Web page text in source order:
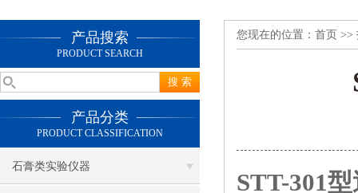
产品搜索
PRODUCT SEARCH
产品分类
PRODUCT CLASSIFICATION
石膏类实验仪器
您现在的位置： 首页 >>
STT-301